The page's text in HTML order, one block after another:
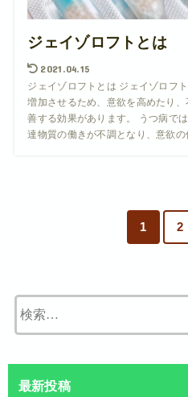
ジェイゾロフトとは
2021.04.15
ジェイゾロフトとは ジェイゾロフ
増加させるため、意欲を高めたり
善する効果があります。 うつ病で
達物質の働きが不調となり、意欲の
1 2
最新投稿